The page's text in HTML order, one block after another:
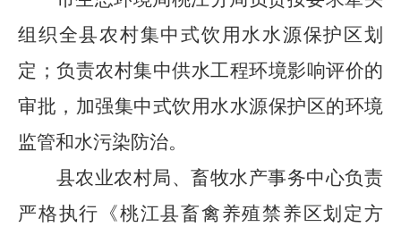
组织全县农村集中式饮用水水源保护区划
定；负责农村集中供水工程环境影响评价的
审批，加强集中式饮用水水源保护区的环境
监管和水污染防治。
县农业农村局、畜牧水产事务中心负责
严格执行《桃江县畜禽养殖禁养区划定方